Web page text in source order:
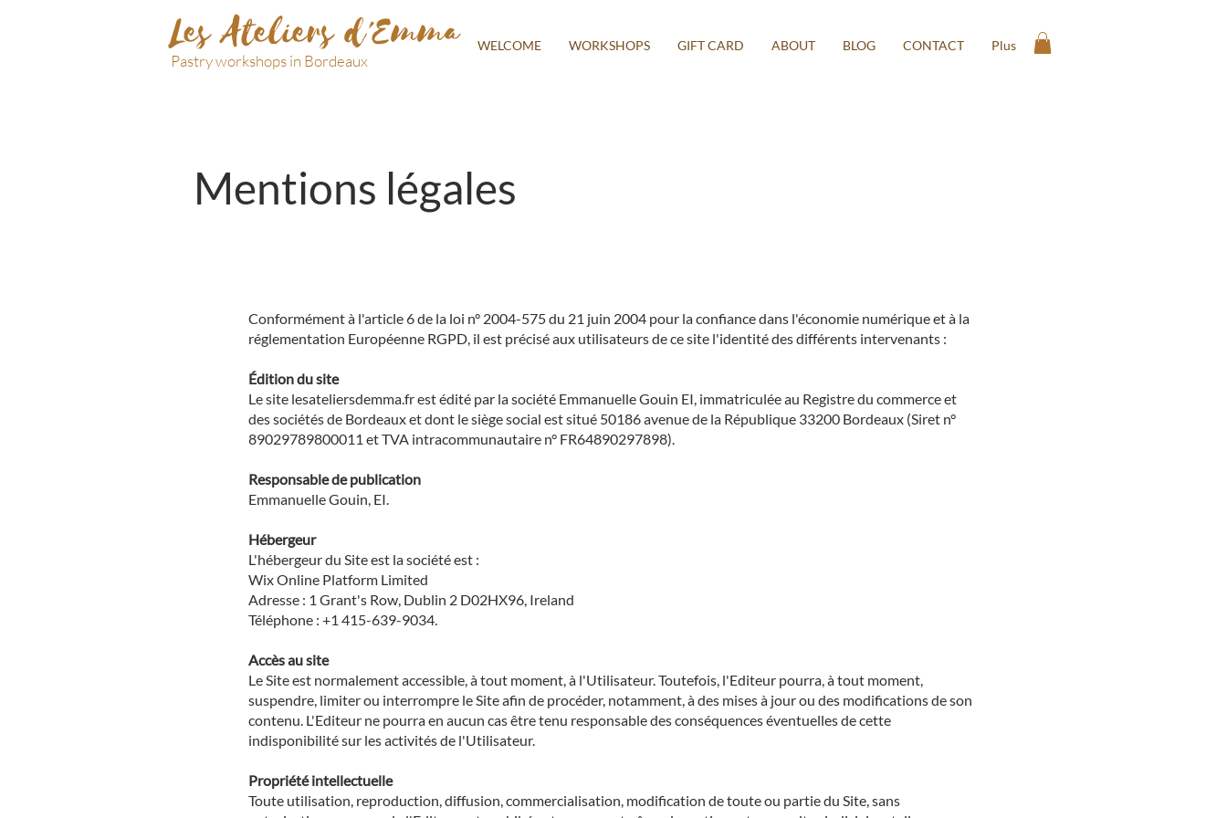
Les Ateliers d'Emma
Pastry workshops in Bordeaux
WELCOME WORKSHOPS GIFT CARD ABOUT BLOG CONTACT Plus
Mentions légales
Conformément à l'article 6 de la loi n° 2004-575 du 21 juin 2004 pour la confiance dans l'économie numérique et à la
réglementation Européenne RGPD, il est précisé aux utilisateurs de ce site l'identité des différents intervenants :
Édition du site
Le site lesateliersdemma.fr est édité par la société Emmanuelle Gouin EI, immatriculée au Registre du commerce et
des sociétés de Bordeaux et dont le siège social est situé 50186 avenue de la République 33200 Bordeaux (Siret n°
89029789800011 et TVA intracommunautaire n° FR64890297898).
Responsable de publication
Emmanuelle Gouin, EI.
Hébergeur
L'hébergeur du Site est la société est :
Wix Online Platform Limited
Adresse : 1 Grant's Row, Dublin 2 D02HX96, Ireland
Téléphone : +1 415-639-9034.
Accès au site
Le Site est normalement accessible, à tout moment, à l'Utilisateur. Toutefois, l'Editeur pourra, à tout moment,
suspendre, limiter ou interrompre le Site afin de procéder, notamment, à des mises à jour ou des modifications de son
contenu. L'Editeur ne pourra en aucun cas être tenu responsable des conséquences éventuelles de cette
indisponibilité sur les activités de l'Utilisateur.
Propriété intellectuelle
Toute utilisation, reproduction, diffusion, commercialisation, modification de toute ou partie du Site, sans